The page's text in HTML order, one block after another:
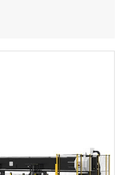
контроллери